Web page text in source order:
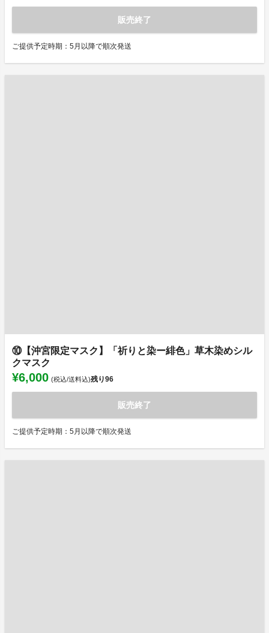
販売終了
ご提供予定時期：5月以降で順次発送
⑩【沖宮限定マスク】「祈りと染ー緋色」草木染めシル
クマスク
¥6,000 (税込/送料込)残り96
販売終了
ご提供予定時期：5月以降で順次発送